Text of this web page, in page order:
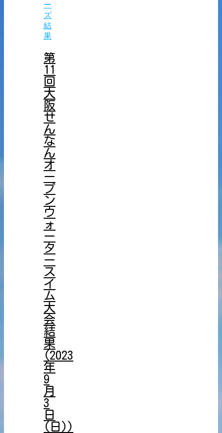
ー
ズ
結
果
第
11
回
大
阪
せ
ん
な
ん
オ
ー
プ
ン
ウ
ォ
ー
タ
ー
ス
イ
ム
大
会
結
果
(2023
年
9
月
3
日
(日))